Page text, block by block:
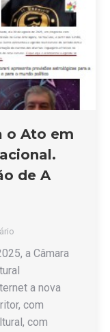
o Ato em
de A
a Câmara
a nova
com
com